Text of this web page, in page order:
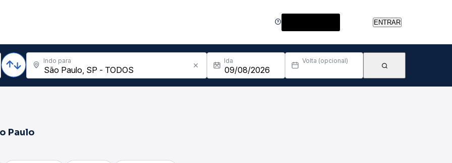
ENTRAR
Indo para Ida Volta (opcional)
Paulo